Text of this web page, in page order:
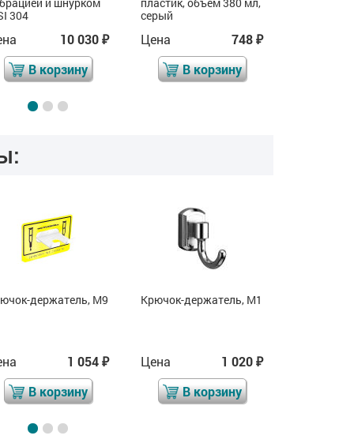
304
10 030₽
В корзину
серый
Цена 748₽
В корзину
держатель, М9
1 054₽
В корзину
Крючок-держатель, М1
Цена 1 020₽
В корзину